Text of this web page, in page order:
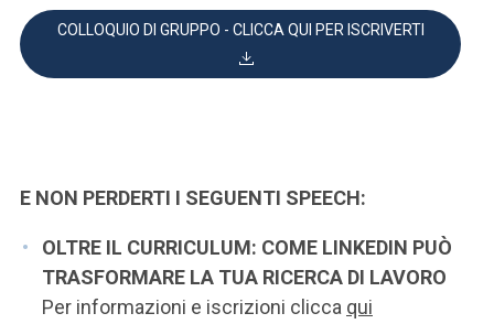
COLLOQUIO DI GRUPPO - CLICCA QUI PER ISCRIVERTI
E NON PERDERTI I SEGUENTI SPEECH:
OLTRE IL CURRICULUM: COME LINKEDIN PUÒ
TRASFORMARE LA TUA RICERCA DI LAVORO
Per informazioni e iscrizioni clicca qui